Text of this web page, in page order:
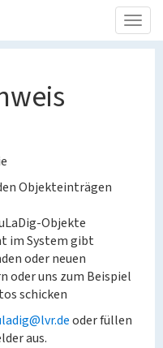
Objekteinträgen
Objekte
im System gibt
oder neuen
oder uns zum Beispiel
schicken
oder füllen
aus.